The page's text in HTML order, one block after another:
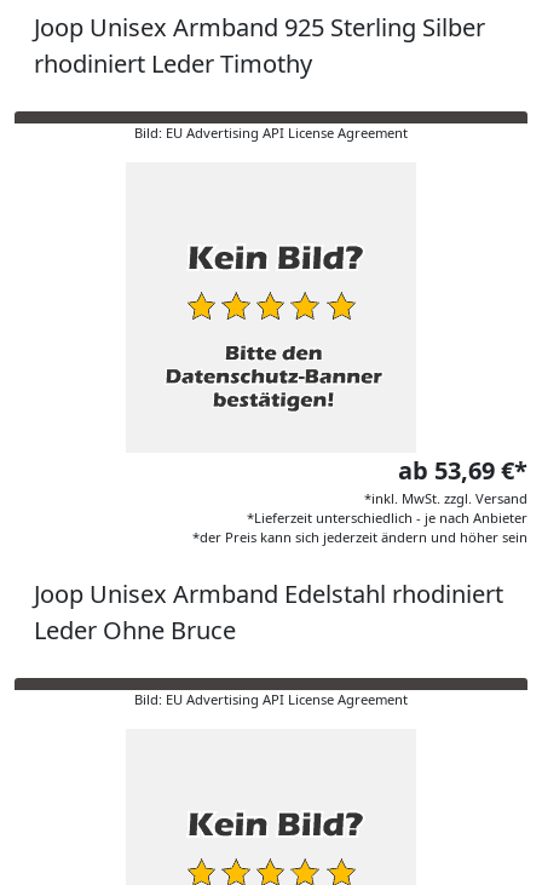
Joop Unisex Armband 925 Sterling Silber
rhodiniert Leder Timothy
Bild: EU Advertising API License Agreement
ab 53,69 €*
*inkl. MwSt. zzgl. Versand
*Lieferzeit unterschiedlich - je nach Anbieter
*der Preis kann sich jederzeit ändern und höher sein
Joop Unisex Armband Edelstahl rhodiniert
Leder Ohne Bruce
Bild: EU Advertising API License Agreement